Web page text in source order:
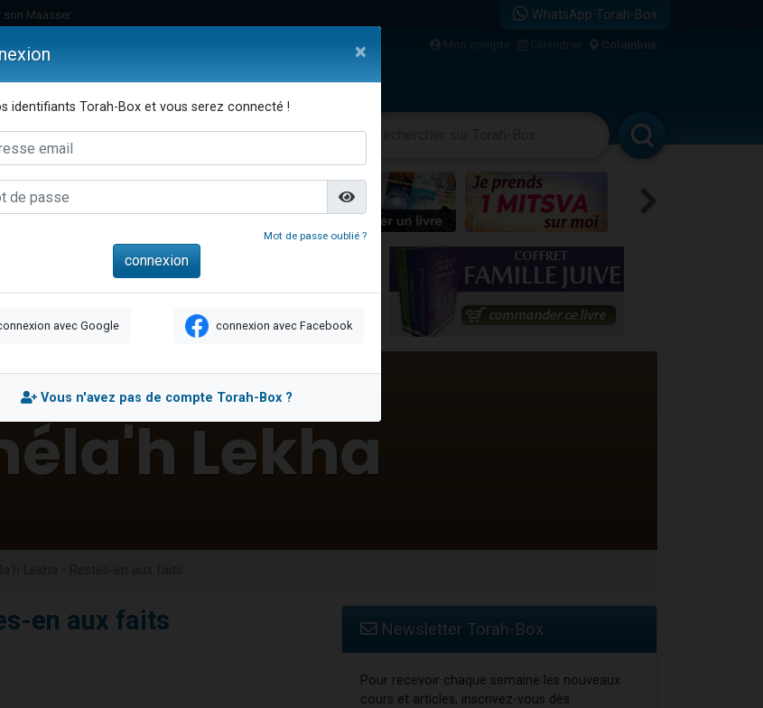
son Maasser
de faire un don pour 5 jours de vacances aux Orphelins
de demander une bénédiction
dans Torah-Box Music
de faire un don pour Sauvez la jambe de Yohan
étudier en groupe sur Zoom
nous rejoindre sur WhatsApp
nous rejoindre sur WhatsApp
nous rejoindre sur WhatsApp
dans Torah-Box Music
de faire un don pour Tsédaka : pauvres d'Israel
de demander une bénédiction
Maasser
étudier en groupe sur Zoom
son Maasser
WhatsApp Torah-Box
Mon compte Calendrier Columbus
Enfants Etude sur Texte Musique Paracha Divertissements
en aux faits Newsletter Torah-Box
Pour recevoir chaque semaine les nouveaux
cours et articles, inscrivez-vous dès
×
identifiants Torah-Box et vous serez connecté !
Mot de passe oublié ?
avec Google connexion avec Facebook
Vous n'avez pas de compte Torah-Box ?